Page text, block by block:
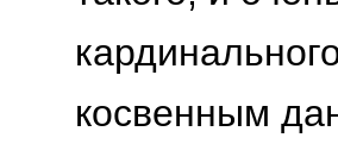
косвенным